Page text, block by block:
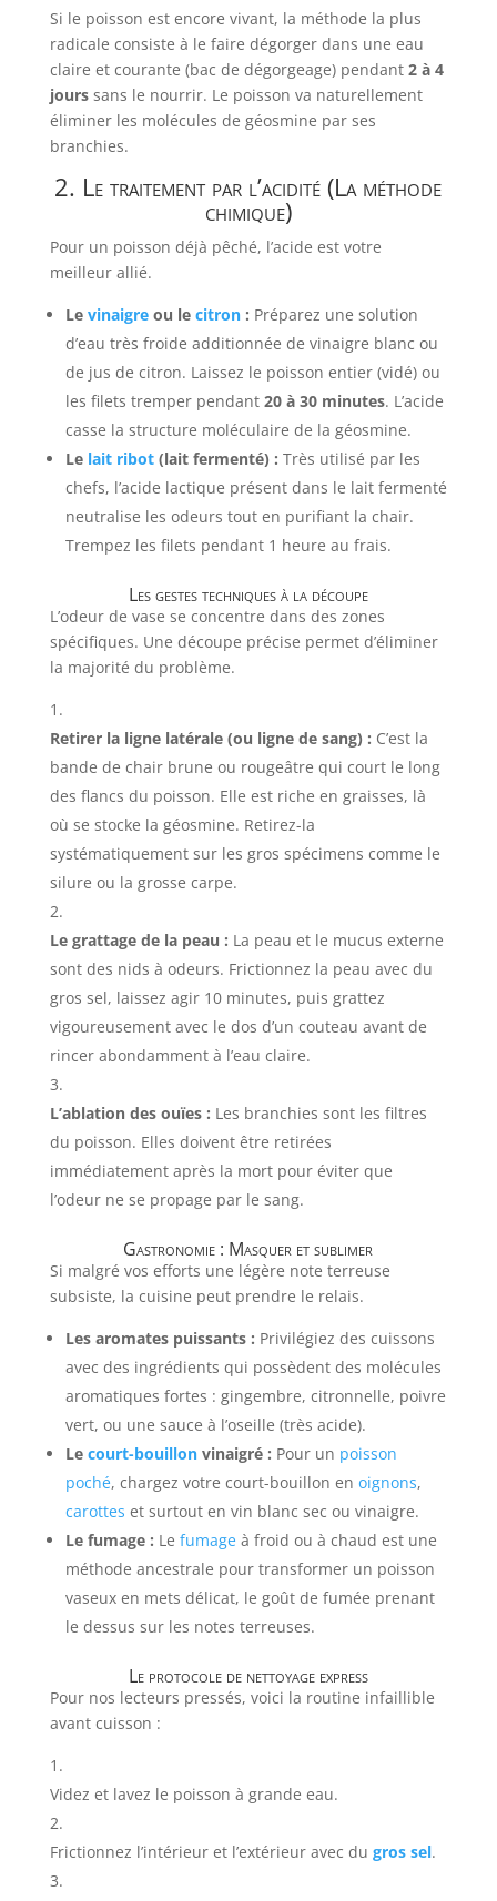
Si le poisson est encore vivant, la méthode la plus
radicale consiste à le faire dégorger dans une eau
claire et courante (bac de dégorgeage) pendant 2 à 4
jourssans le nourrir. Le poisson va naturellement
éliminer les molécules de géosmine par ses
branchies.
2. Le traitement par l’acidité (La méthode
chimique)
Pour un poisson déjà pêché, l’acide est votre
meilleur allié.
Le vinaigreou le citron: Préparez une solution
d’eau très froide additionnée de vinaigre blanc ou
de jus de citron. Laissez le poisson entier (vidé) ou
les filets tremper pendant 20 à 30 minutes. L’acide
casse la structure moléculaire de la géosmine.
Le lait ribot(lait fermenté) : Très utilisé par les
chefs, l’acide lactique présent dans le lait fermenté
neutralise les odeurs tout en purifiant la chair.
Trempez les filets pendant 1 heure au frais.
Les gestes techniques à la découpe
L’odeur de vase se concentre dans des zones
spécifiques. Une découpe précise permet d’éliminer
la majorité du problème.
Retirer la ligne latérale (ou ligne de sang) : C’est la
bande de chair brune ou rougeâtre qui court le long
des flancs du poisson. Elle est riche en graisses, là
où se stocke la géosmine. Retirez-la
systématiquement sur les gros spécimens comme le
silure ou la grosse carpe.
Le grattage de la peau : La peau et le mucus externe
sont des nids à odeurs. Frictionnez la peau avec du
gros sel, laissez agir 10 minutes, puis grattez
vigoureusement avec le dos d’un couteau avant de
rincer abondamment à l’eau claire.
L’ablation des ouïes : Les branchies sont les filtres
du poisson. Elles doivent être retirées
immédiatement après la mort pour éviter que
l’odeur ne se propage par le sang.
Gastronomie : Masquer et sublimer
Si malgré vos efforts une légère note terreuse
subsiste, la cuisine peut prendre le relais.
Les aromates puissants : Privilégiez des cuissons
avec des ingrédients qui possèdent des molécules
aromatiques fortes : gingembre, citronnelle, poivre
vert, ou une sauce à l’oseille (très acide).
Le court-bouillonvinaigré : Pour un poisson
poché, chargez votre court-bouillon en oignons,
carottes et surtout en vin blanc sec ou vinaigre.
Le fumage : Le fumageà froid ou à chaud est une
méthode ancestrale pour transformer un poisson
vaseux en mets délicat, le goût de fumée prenant
le dessus sur les notes terreuses.
Le protocole de nettoyage express
Pour nos lecteurs pressés, voici la routine infaillible
avant cuisson :
Videz et lavez le poisson à grande eau.
Frictionnez l’intérieur et l’extérieur avec du gros sel.